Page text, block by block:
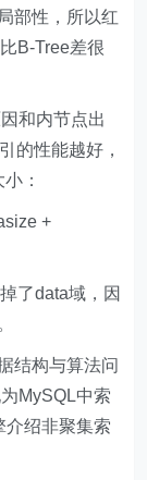
部性，所以红
B-Tree差很
和内节点出
的性能越好，
：
+
了data域，因
结构与算法问
MySQL中索
介绍非聚集索